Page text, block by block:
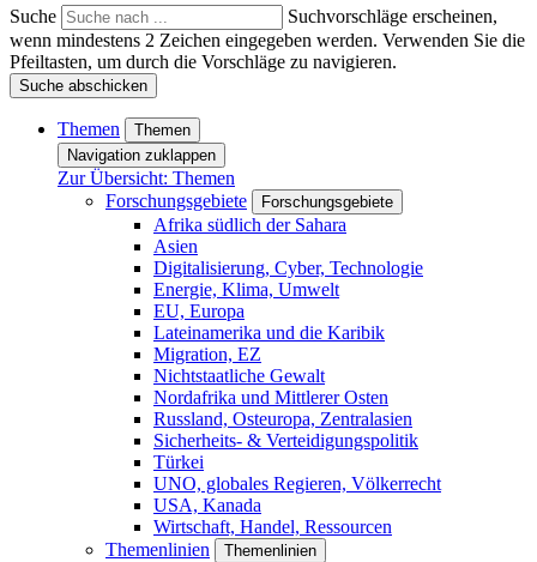
Suche
Suchvorschläge erscheinen,
wenn mindestens 2 Zeichen eingegeben werden. Verwenden Sie die
Pfeiltasten, um durch die Vorschläge zu navigieren.
Suche abschicken
Themen
Themen
Navigation zuklappen
Zur Übersicht: Themen
Forschungsgebiete
Forschungsgebiete
Afrika südlich der Sahara
Asien
Digitalisierung, Cyber, Technologie
Energie, Klima, Umwelt
EU, Europa
Lateinamerika und die Karibik
Migration, EZ
Nichtstaatliche Gewalt
Nordafrika und Mittlerer Osten
Russland, Osteuropa, Zentralasien
Sicherheits- & Verteidigungspolitik
Türkei
UNO, globales Regieren, Völkerrecht
USA, Kanada
Wirtschaft, Handel, Ressourcen
Themenlinien
Themenlinien